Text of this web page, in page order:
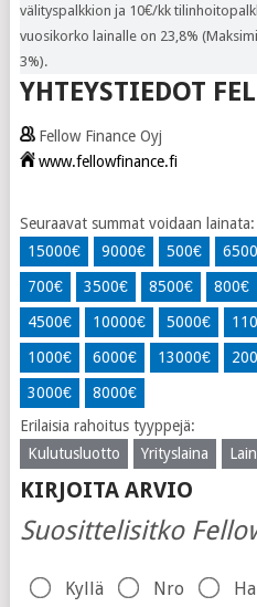
välityspalkkion ja 10€/kk
vuosikorko lainalle on 23,8%
3%).
YHTEYSTIEDOT
Fellow Finance Oyj
www.fellowfinance.fi
Seuraavat summat voidaan lainata:
15000€
9000€ 500€
700€
3500€ 8500€ 800€
4500€
10000€ 5000€
1000€
6000€ 13000€
3000€
8000€
Erilaisia ​​rahoitus tyyppejä:
Kulutusluotto
Yrityslaina
KIRJOITA ARVIO
Suosittelisitko
Kyllä Nro